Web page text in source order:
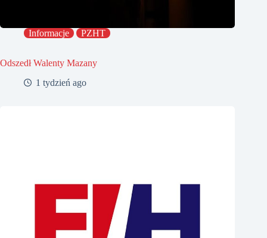
Informacje PZHT
Odszedł Walenty Mazany
1 tydzień ago